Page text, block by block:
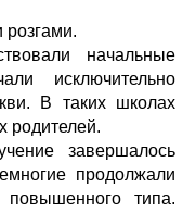
начальные
исключительно
В таких школах
родителей.
завершалось
продолжали
повышенного типа.